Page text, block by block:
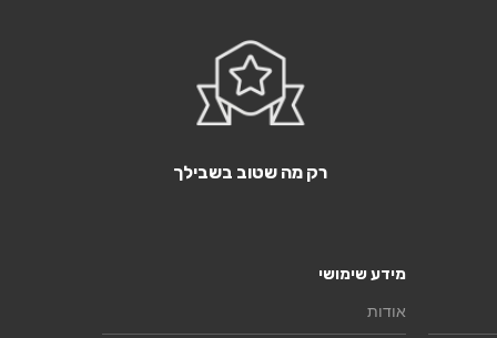
רק מה שטוב בשבילך
מידע שימושי
אודות